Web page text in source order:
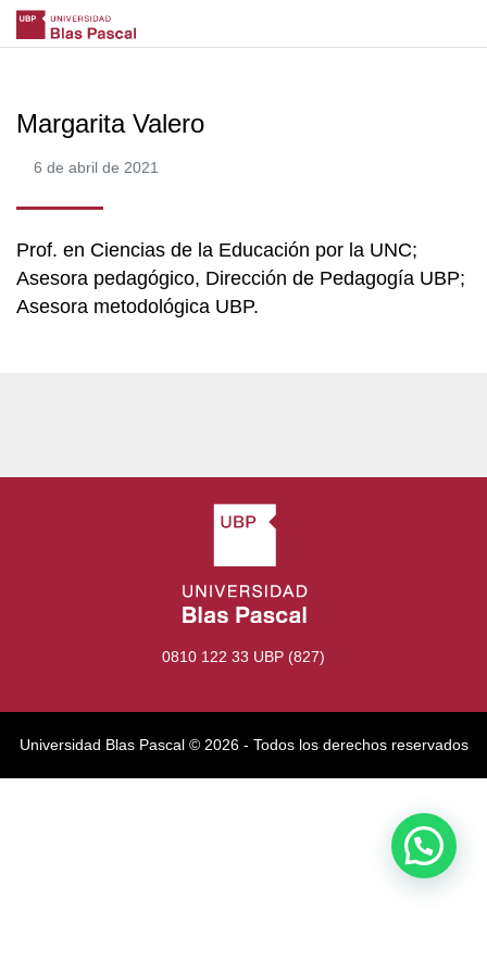
Margarita Valero
6 de abril de 2021
Prof. en Ciencias de la Educación por la UNC;
Asesora pedagógico, Dirección de Pedagogía UBP;
Asesora metodológica UBP.
0810 122 33 UBP (827)
Universidad Blas Pascal ©️ 2026 - Todos los derechos reservados